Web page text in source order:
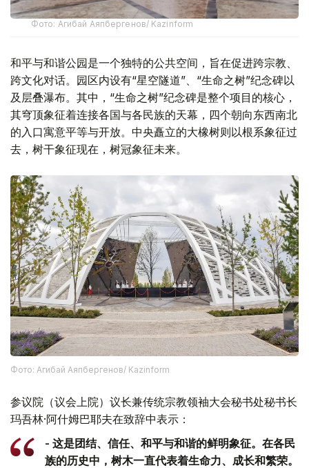
Фото: Агибай Аяпбергенов/ Kazinform
和平与和谐公园是一个独特的公共空间，旨在促进跨宗教、
跨文化对话。园区内设有“星空隧道”、“生命之树”纪念碑以
及层叠瀑布。其中，“生命之树”纪念碑是整个项目的核心，
其穹顶象征着连接各国与各民族的天幕，四个朝向东西南北
的入口寓意平等与开放。中央矗立的大橡树则以根系象征过
去，树干象征现在，树冠象征未来。
Фото: Агибай Аяпбергенов/ Kazinform
参议院（议会上院）议长兼传统宗教领袖大会秘书处秘书长
玛吾林·阿什姆巴耶夫在致辞中表示：
- 这是团结、信任、和平与和谐的鲜明象征。在各民
族的历史中，树木一直代表着生命力、成长和繁荣。